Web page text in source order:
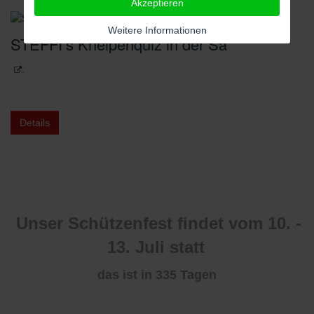
STEFFI’s Kneipenquiz in der Sa
.
Details
Unser Schützenfest findet vom 10. -
13. Juli statt
das ist in 335 Tagen
Akzeptieren
Weitere Informationen